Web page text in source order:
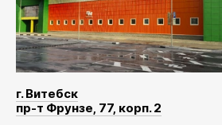
г. Витебск
пр-т Фрунзе, 77, корп. 2